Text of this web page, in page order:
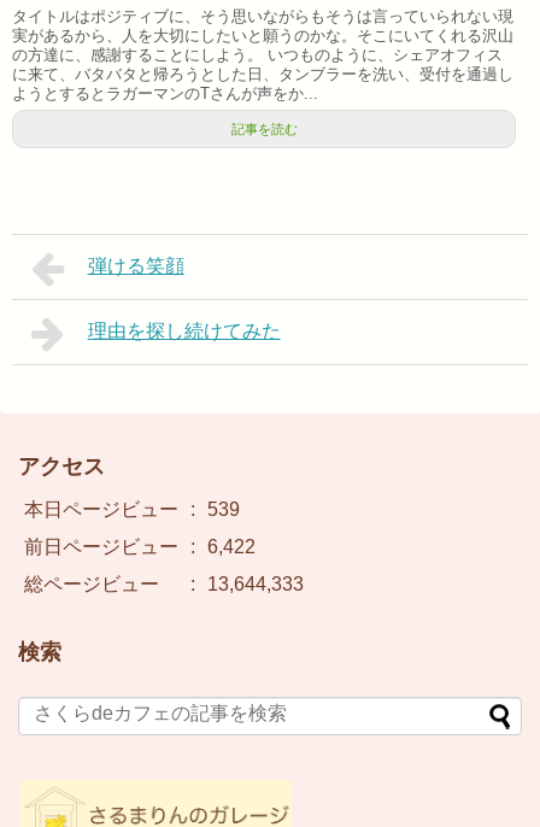
タイトルはポジティブに、そう思いながらもそうは言っていられない現
実があるから、人を大切にしたいと願うのかな。そこにいてくれる沢山
の方達に、感謝することにしよう。 いつものように、シェアオフィス
に来て、バタバタと帰ろうとした日、タンブラーを洗い、受付を通過し
ようとするとラガーマンのTさんが声をか...
記事を読む
弾ける笑顔
理由を探し続けてみた
アクセス
本日ページビュー :
539
前日ページビュー
:
6,422
総ページビュー
: 13,644,333
検索